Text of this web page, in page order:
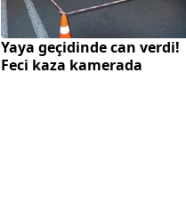
Yaya geçidinde can verdi!
Feci kaza kamerada